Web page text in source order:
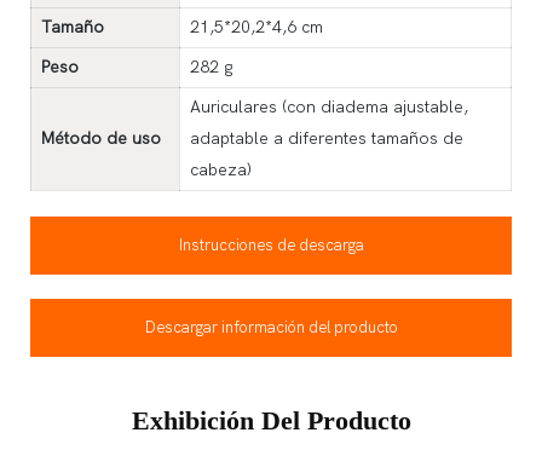
Tamaño
21,5*20,2*4,6 cm
Peso
282 g
Método de uso
Auriculares (con diadema ajustable,
adaptable a diferentes tamaños de
cabeza)
Instrucciones de descarga
Descargar información del producto
Exhibición Del Producto